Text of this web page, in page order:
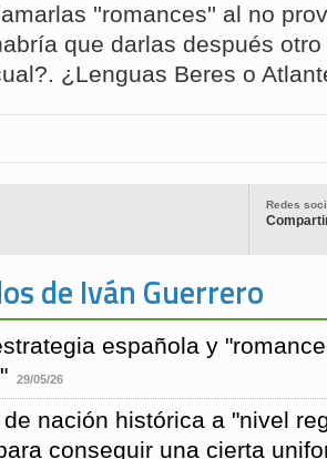
''romances'' al no
que darlas después
¿Lenguas Beres o
Redes
de Iván Guerrero
española y
29/05/26
nación histórica a "nivel
conseguir una cierta